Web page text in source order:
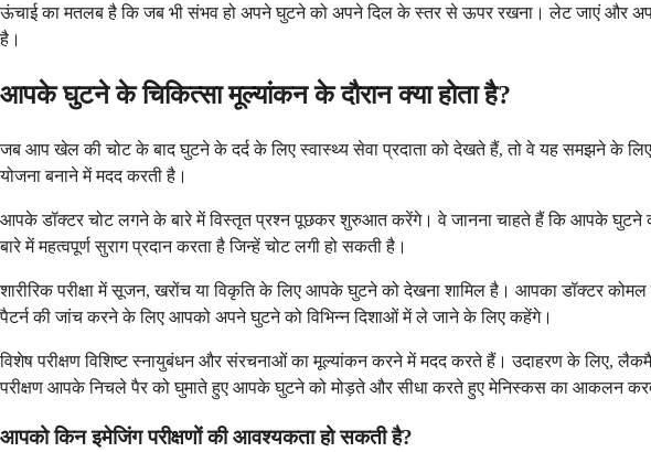
ऊंचाई का मतलब है कि जब भी संभव हो अपने घुटने को अपने दिल के स्तर से ऊपर रखना। लेट जाएं और
है।
आपके घुटने के चिकित्सा मूल्यांकन के दौरान क्या होता है?
जब आप खेल की चोट के बाद घुटने के दर्द के लिए स्वास्थ्य सेवा प्रदाता को देखते हैं, तो वे यह समझने के
योजना बनाने में मदद करती है।
आपके डॉक्टर चोट लगने के बारे में विस्तृत प्रश्न पूछकर शुरुआत करेंगे। वे जानना चाहते हैं कि आपके घुटने
बारे में महत्वपूर्ण सुराग प्रदान करता है जिन्हें चोट लगी हो सकती है।
शारीरिक परीक्षा में सूजन, खरोंच या विकृति के लिए आपके घुटने को देखना शामिल है। आपका डॉक्टर
पैटर्न की जांच करने के लिए आपको अपने घुटने को विभिन्न दिशाओं में ले जाने के लिए कहेंगे।
विशेष परीक्षण विशिष्ट स्नायुबंधन और संरचनाओं का मूल्यांकन करने में मदद करते हैं। उदाहरण के लिए,
परीक्षण आपके निचले पैर को घुमाते हुए आपके घुटने को मोड़ते और सीधा करते हुए मेनिस्कस का आकलन
आपको किन इमेजिंग परीक्षणों की आवश्यकता हो सकती है?